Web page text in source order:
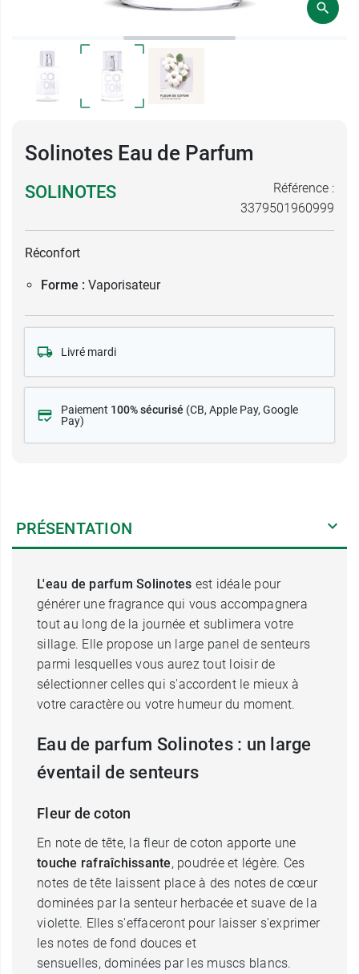
Solinotes Eau de Parfum
SOLINOTES
Référence :
3379501960999
Réconfort
Forme : Vaporisateur
Livré mardi
Paiement 100% sécurisé (CB, Apple Pay, Google
Pay)
PRÉSENTATION
L'eau de parfum Solinotes est idéale pour
générer une fragrance qui vous accompagnera
tout au long de la journée et sublimera votre
sillage. Elle propose un large panel de senteurs
parmi lesquelles vous aurez tout loisir de
sélectionner celles qui s'accordent le mieux à
votre caractère ou votre humeur du moment.
Eau de parfum Solinotes : un large
éventail de senteurs
Fleur de coton
En note de tête, la fleur de coton apporte une
touche rafraîchissante, poudrée et légère. Ces
notes de tête laissent place à des notes de cœur
dominées par la senteur herbacée et suave de la
violette. Elles s'effaceront pour laisser s'exprimer
les notes de fond douces et
sensuelles, dominées par les muscs blancs.